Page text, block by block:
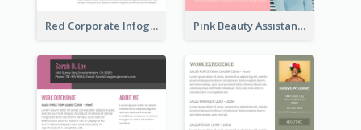
Red Corporate Infographic Resume Pink Beauty Assistant Resume